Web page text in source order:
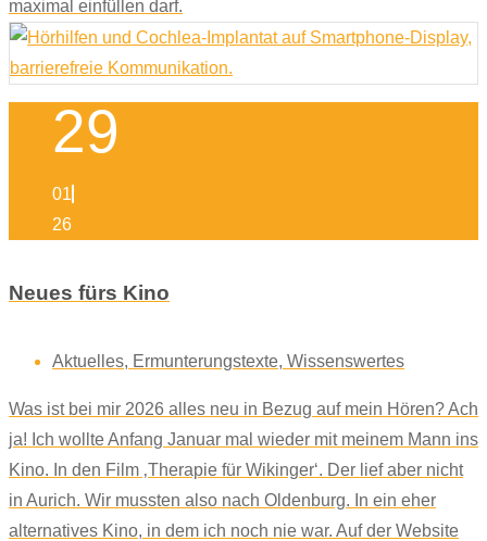
maximal einfüllen darf.
29
01
26
Neues fürs Kino
Aktuelles, Ermunterungstexte, Wissenswertes
Was ist bei mir 2026 alles neu in Bezug auf mein Hören? Ach
ja! Ich wollte Anfang Januar mal wieder mit meinem Mann ins
Kino. In den Film ‚Therapie für Wikinger‘. Der lief aber nicht
in Aurich. Wir mussten also nach Oldenburg. In ein eher
alternatives Kino, in dem ich noch nie war. Auf der Website